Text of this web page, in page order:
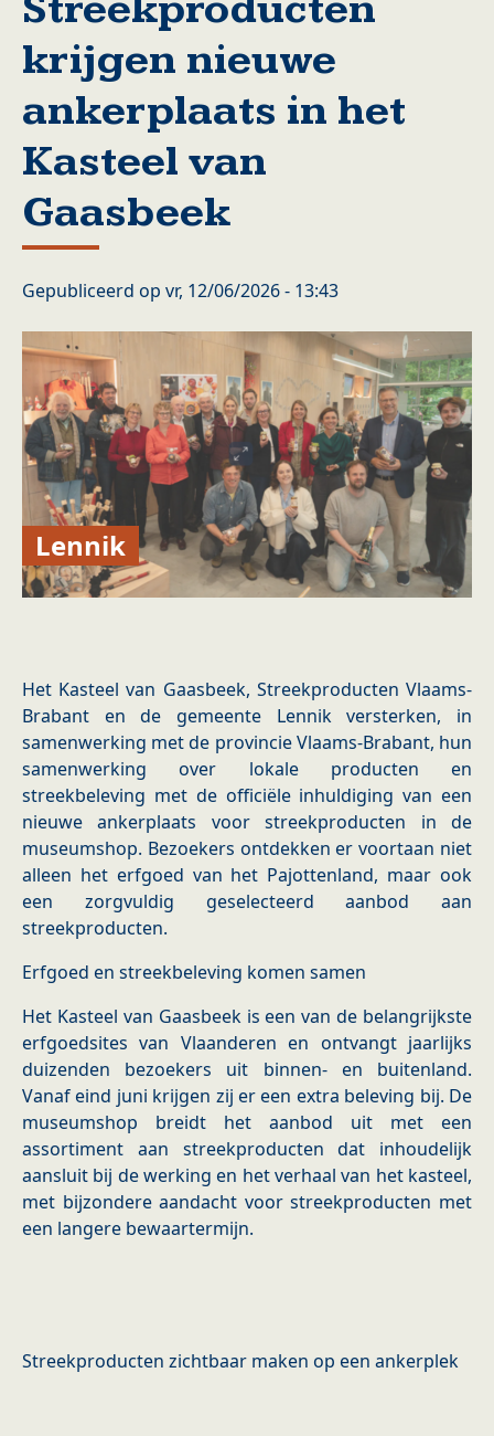
krijgen nieuwe
ankerplaats in het
Kasteel van
Gaasbeek
Gepubliceerd op vr, 12/06/2026 - 13:43
Lennik
Het Kasteel van Gaasbeek, Streekproducten Vlaams-
Brabant en de gemeente Lennik versterken, in
samenwerking met de provincie Vlaams-Brabant, hun
samenwerking over lokale producten en
streekbeleving met de officiële inhuldiging van een
nieuwe ankerplaats voor streekproducten in de
museumshop. Bezoekers ontdekken er voortaan niet
alleen het erfgoed van het Pajottenland, maar ook
een zorgvuldig geselecteerd aanbod aan
streekproducten.
​Erfgoed en streekbeleving komen samen
Het Kasteel van Gaasbeek is een van de belangrijkste
erfgoedsites van Vlaanderen en ontvangt jaarlijks
duizenden bezoekers uit binnen- en buitenland.
Vanaf eind juni krijgen zij er een extra beleving bij. ​​De
museumshop breidt het aanbod uit met een
assortiment aan streekproducten dat inhoudelijk
aansluit bij de werking en het verhaal van het kasteel,
met bijzondere aandacht voor streekproducten met
een langere bewaartermijn.
Streekproducten zichtbaar maken op een ankerplek